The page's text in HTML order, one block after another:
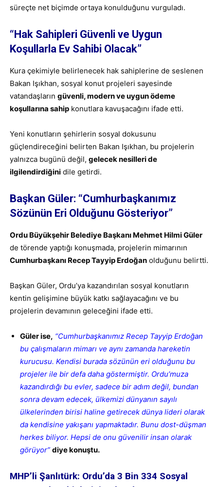
süreçte net biçimde ortaya konulduğunu vurguladı.
“Hak Sahipleri Güvenli ve Uygun
Koşullarla Ev Sahibi Olacak”
Kura çekimiyle belirlenecek hak sahiplerine de seslenen
Bakan Işıkhan, sosyal konut projeleri sayesinde
vatandaşların güvenli, modern ve uygun ödeme
koşullarına sahip konutlara kavuşacağını ifade etti.
Yeni konutların şehirlerin sosyal dokusunu
güçlendireceğini belirten Bakan Işıkhan, bu projelerin
yalnızca bugünü değil, gelecek nesilleri de
ilgilendirdiğini dile getirdi.
Başkan Güler: “Cumhurbaşkanımız
Sözünün Eri Olduğunu Gösteriyor”
Ordu Büyükşehir Belediye Başkanı Mehmet Hilmi Güler
de törende yaptığı konuşmada, projelerin mimarının
Cumhurbaşkanı Recep Tayyip Erdoğan olduğunu belirtti.
Başkan Güler, Ordu’ya kazandırılan sosyal konutların
kentin gelişimine büyük katkı sağlayacağını ve bu
projelerin devamının geleceğini ifade etti.
Güler ise, “Cumhurbaşkanımız Recep Tayyip Erdoğan
bu çalışmaların mimarı ve aynı zamanda hareketin
kurucusu. Kendisi burada sözünün eri olduğunu bu
projeler ile bir defa daha göstermiştir. Ordu’muza
kazandırdığı bu evler, sadece bir adım değil, bundan
sonra devam edecek, ülkemizi dünyanın sayılı
ülkelerinden birisi haline getirecek dünya lideri olarak
da kendisine yakışanı yapmaktadır. Bunu dost-düşman
herkes biliyor. Hepsi de onu güvenilir insan olarak
görüyor” diye konuştu.
MHP’li Şanlıtürk: Ordu’da 3 Bin 334 Sosyal